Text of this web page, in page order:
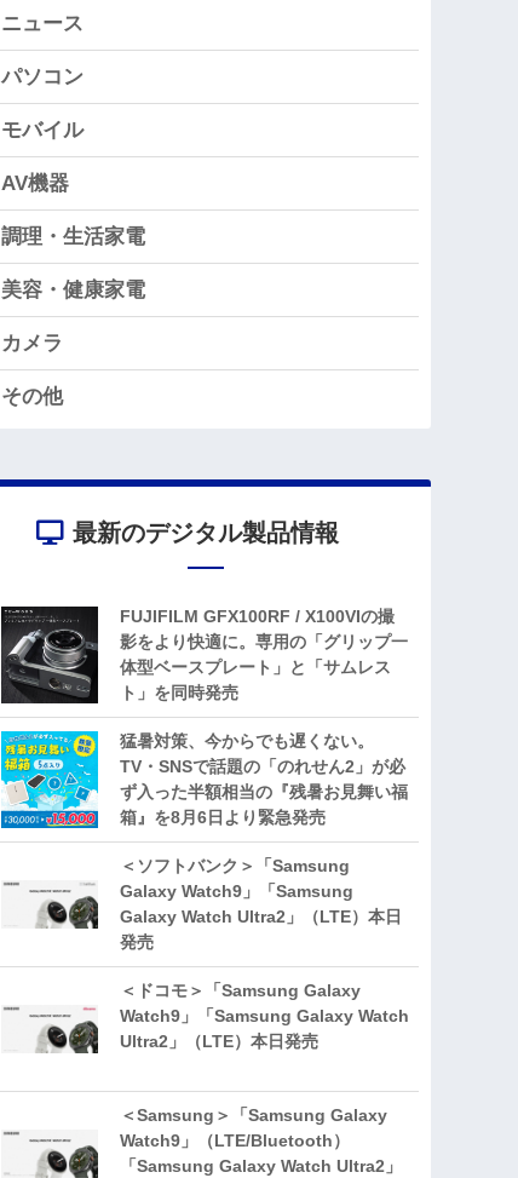
ニュース
パソコン
モバイル
AV機器
調理・生活家電
美容・健康家電
カメラ
その他
最新のデジタル製品情報
FUJIFILM GFX100RF / X100VIの撮
影をより快適に。専用の「グリップ一
体型ベースプレート」と「サムレス
ト」を同時発売
猛暑対策、今からでも遅くない。
TV・SNSで話題の「のれせん2」が必
ず入った半額相当の『残暑お見舞い福
箱』を8月6日より緊急発売
＜ソフトバンク＞「Samsung
Galaxy Watch9」「Samsung
Galaxy Watch Ultra2」（LTE）本日
発売
＜ドコモ＞「Samsung Galaxy
Watch9」「Samsung Galaxy Watch
Ultra2」（LTE）本日発売
＜Samsung＞「Samsung Galaxy
Watch9」（LTE/Bluetooth）
「Samsung Galaxy Watch Ultra2」